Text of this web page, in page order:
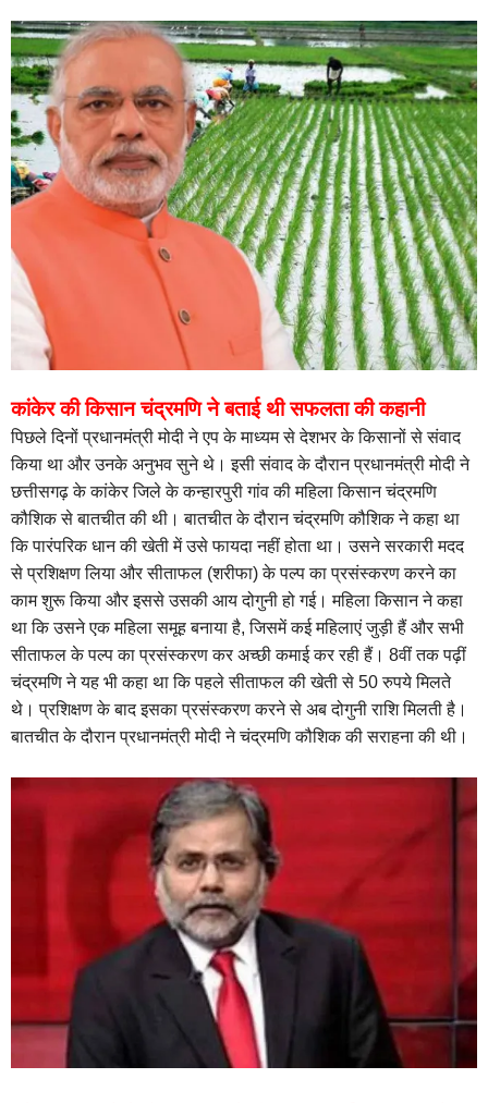
कांकेर की किसान चंद्रमणि ने बताई थी सफलता की कहानी
पिछले दिनों प्रधानमंत्री मोदी ने एप के माध्यम से देशभर के किसानों से संवाद
किया था और उनके अनुभव सुने थे। इसी संवाद के दौरान प्रधानमंत्री मोदी ने
छत्तीसगढ़ के कांकेर जिले के कन्हारपुरी गांव की महिला किसान चंद्रमणि
कौशिक से बातचीत की थी। बातचीत के दौरान चंद्रमणि कौशिक ने कहा था
कि पारंपरिक धान की खेती में उसे फायदा नहीं होता था। उसने सरकारी मदद
से प्रशिक्षण लिया और सीताफल (शरीफा) के पल्प का प्रसंस्करण करने का
काम शुरू किया और इससे उसकी आय दोगुनी हो गई। महिला किसान ने कहा
था कि उसने एक महिला समूह बनाया है, जिसमें कई महिलाएं जुड़ी हैं और सभी
सीताफल के पल्प का प्रसंस्करण कर अच्छी कमाई कर रही हैं। 8वीं तक पढ़ीं
चंद्रमणि ने यह भी कहा था कि पहले सीताफल की खेती से 50 रुपये मिलते
थे। प्रशिक्षण के बाद इसका प्रसंस्करण करने से अब दोगुनी राशि मिलती है।
बातचीत के दौरान प्रधानमंत्री मोदी ने चंद्रमणि कौशिक की सराहना की थी।